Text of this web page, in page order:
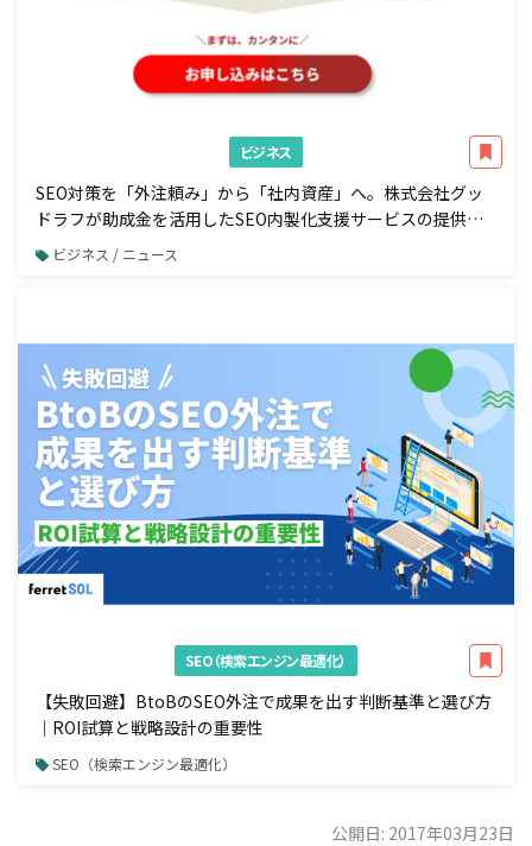
ビジネス
SEO対策を「外注頼み」から「社内資産」へ。株式会社グッ
ドラフが助成金を活用したSEO内製化支援サービスの提供を
開始ビジネス / ニュース
SEO（検索エンジン最適化）
【失敗回避】BtoBのSEO外注で成果を出す判断基準と選び方
｜ROI試算と戦略設計の重要性
SEO（検索エンジン最適化）
公開日: 2017年03月23日